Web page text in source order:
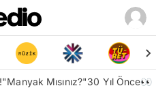
"Manyak Mısınız?"30 Yıl Önce👀